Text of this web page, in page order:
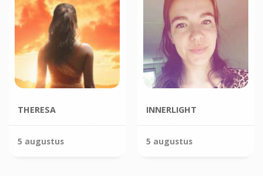
THERESA
5 augustus
INNERLIGHT
5 augustus